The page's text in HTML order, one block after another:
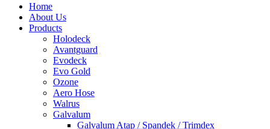
Home
About Us
Products
Holodeck
Avantguard
Evodeck
Evo Gold
Ozone
Aero Hose
Walrus
Galvalum
Galvalum Atap / Spandek / Trimdex